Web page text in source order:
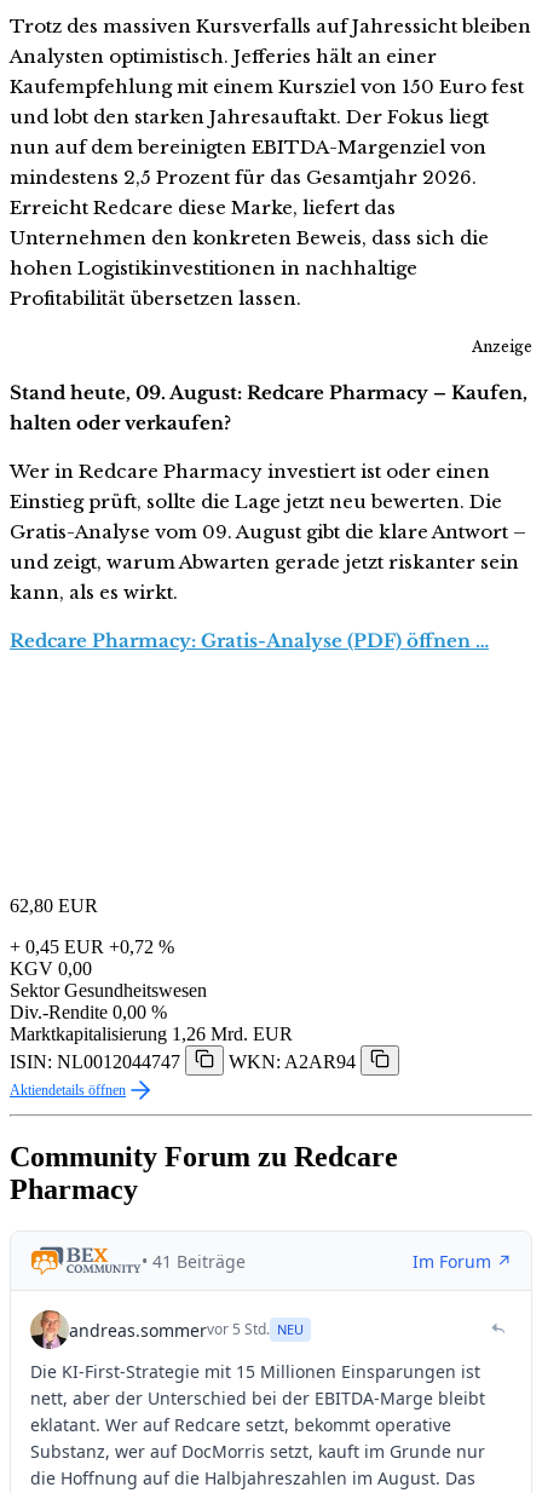
Trotz des massiven Kursverfalls auf Jahressicht bleiben
Analysten optimistisch. Jefferies hält an einer
Kaufempfehlung mit einem Kursziel von 150 Euro fest
und lobt den starken Jahresauftakt. Der Fokus liegt
nun auf dem bereinigten EBITDA-Margenziel von
mindestens 2,5 Prozent für das Gesamtjahr 2026.
Erreicht Redcare diese Marke, liefert das
Unternehmen den konkreten Beweis, dass sich die
hohen Logistikinvestitionen in nachhaltige
Profitabilität übersetzen lassen.
Anzeige
Stand heute, 09. August: Redcare Pharmacy – Kaufen,
halten oder verkaufen?
Wer in Redcare Pharmacy investiert ist oder einen
Einstieg prüft, sollte die Lage jetzt neu bewerten. Die
Gratis-Analyse vom 09. August gibt die klare Antwort –
und zeigt, warum Abwarten gerade jetzt riskanter sein
kann, als es wirkt.
Redcare Pharmacy: Gratis-Analyse (PDF) öffnen …
62,80 EUR
+ 0,45 EUR +0,72 %
KGV 0,00
Sektor Gesundheitswesen
Div.-Rendite 0,00 %
Marktkapitalisierung 1,26 Mrd. EUR
ISIN: NL0012044747
WKN: A2AR94
Aktiendetails öffnen
Community Forum zu Redcare
Pharmacy